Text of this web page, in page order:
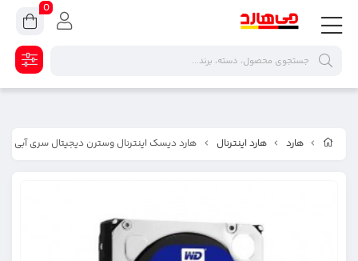
هارد هارد اینترنال هارد دیسک اینترنال وسترن دیجیتال سری آبی ظرفیت ۶
0